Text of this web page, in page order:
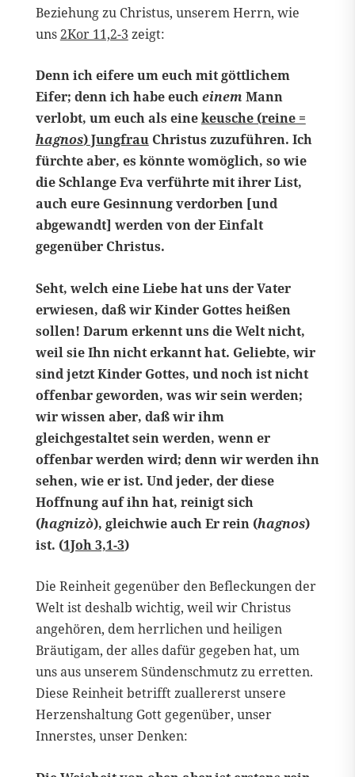
Beziehung zu Christus, unserem Herrn, wie
uns2Kor 11,2-3 zeigt:
Denn ich eifere um euch mit göttlichem
Eifer; denn ich habe eucheinem Mann
verlobt, um euch als einekeusche (reine =
hagnos) JungfrauChristus zuzuführen. Ich
fürchte aber, es könnte womöglich, so wie
die Schlange Eva verführte mit ihrer List,
auch eure Gesinnung verdorben [und
abgewandt] werden von der Einfalt
gegenüber Christus.
Seht, welch eine Liebe hat uns der Vater
erwiesen, daß wir Kinder Gottes heißen
sollen! Darum erkennt uns die Welt nicht,
weil sie Ihn nicht erkannt hat. Geliebte, wir
sind jetzt Kinder Gottes, und noch ist nicht
offenbar geworden, was wir sein werden;
wir wissen aber, daß wir ihm
gleichgestaltet sein werden, wenn er
offenbar werden wird; denn wir werden ihn
sehen, wie er ist. Und jeder, der diese
Hoffnung auf ihn hat, reinigt sich
(hagnizò), gleichwie auch Er rein (hagnos)
ist. (1Joh 3,1-3)
Die Reinheit gegenüber den Befleckungen der
Welt ist deshalb wichtig, weil wir Christus
angehören, dem herrlichen und heiligen
Bräutigam, der alles dafür gegeben hat, um
uns aus unserem Sündenschmutz zu erretten.
Diese Reinheit betrifft zuallererst unsere
Herzenshaltung Gott gegenüber, unser
Innerstes, unser Denken: